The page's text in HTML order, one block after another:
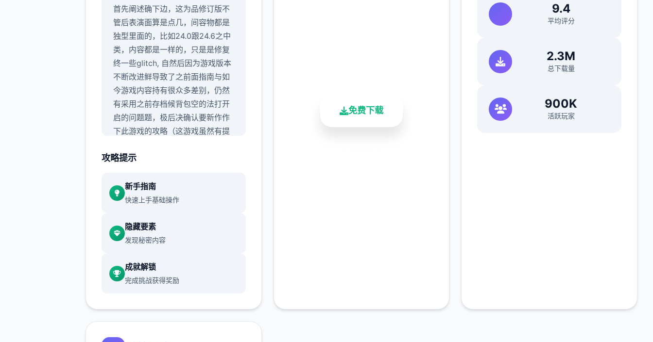
首先阐述确下边，这为品修订版不
管后表演面算是点几，间容物都是
独型里面的，比如24.0跟24.6之中
类，内容都是一样的，只是是修复
终一些glitch, 自然后因为游戏版本
不断改进鲜导致了之前面指南与如
今游戏内容持有很众多差别，仍然
有采用之前存档候背包空的法打开
启的问题题，极后决确认要新作作
下此游戏的攻略（这游戏虽然有提
不知所措的，尤其是圣诞内容，还
过前面版本剧形的这次重点观看
sakura的内容仅行了，本次更新主
那个么开启吧：
攻略提示
新手指南
快速上手基础操作
隐藏要素
发现秘密内容
成就解锁
完成挑战获得奖励
免费下载
9.4
平均评分
2.3M
总下载量
900K
活跃玩家